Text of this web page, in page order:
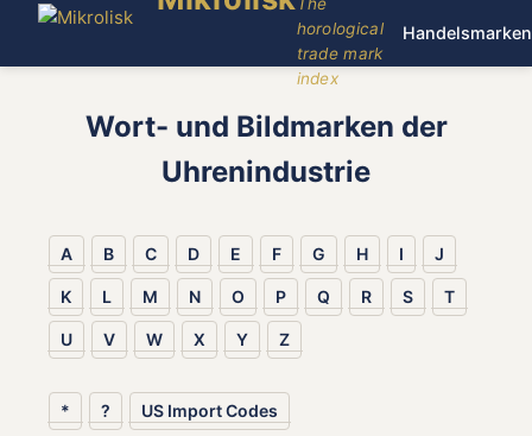
horological
trade mark
index
Handelsmarken
Wort- und Bildmarken der
Uhrenindustrie
A B C D E F G H I J
K L M N O P Q R S T
U V W X Y Z
* ? US Import Codes